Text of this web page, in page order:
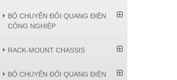
BỘ CHUYỂN ĐỔI QUANG ĐIỆN
CÔNG NGHIỆP
RACK-MOUNT CHASSIS
BỘ CHUYỂN ĐỔI QUANG ĐIỆN